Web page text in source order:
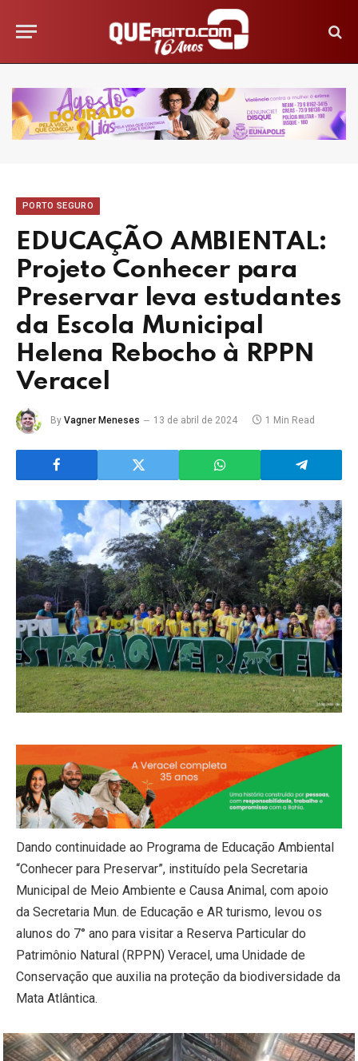
PORTO SEGURO
EDUCAÇÃO AMBIENTAL:
Projeto Conhecer para
Preservar leva estudantes
da Escola Municipal
Helena Rebocho à RPPN
Veracel
By Vagner Meneses 13 de abril de 2024 1 Min Read
Dando continuidade ao Programa de Educação Ambiental
“Conhecer para Preservar”, instituído pela Secretaria
Municipal de Meio Ambiente e Causa Animal, com apoio
da Secretaria Mun. de Educação e AR turismo, levou os
alunos do 7° ano para visitar a Reserva Particular do
Patrimônio Natural (RPPN) Veracel, uma Unidade de
Conservação que auxilia na proteção da biodiversidade da
Mata Atlântica.